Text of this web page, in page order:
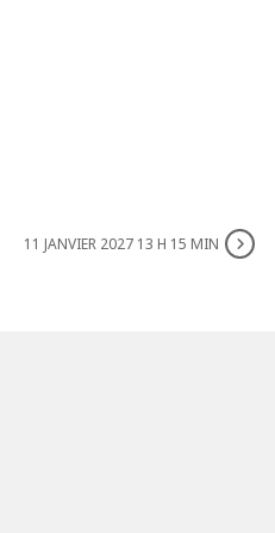
11 JANVIER 2027 13 H 15 MIN